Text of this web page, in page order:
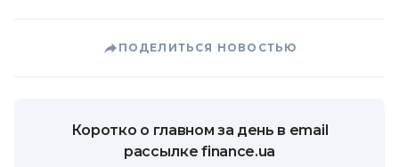
ПОДЕЛИТЬСЯ НОВОСТЬЮ
Коротко о главном за день в email
рассылке finance.ua